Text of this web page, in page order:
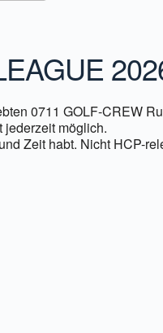
0711 GOLF-CREW
jederzeit möglich.
Zeit habt. Nicht HCP-